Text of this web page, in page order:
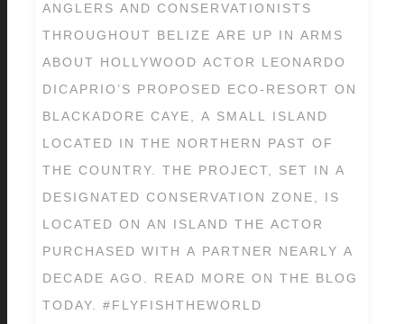
ANGLERS AND CONSERVATIONISTS
THROUGHOUT BELIZE ARE UP IN ARMS
ABOUT HOLLYWOOD ACTOR LEONARDO
DICAPRIO’S PROPOSED ECO-RESORT ON
BLACKADORE CAYE, A SMALL ISLAND
LOCATED IN THE NORTHERN PAST OF
THE COUNTRY. THE PROJECT, SET IN A
DESIGNATED CONSERVATION ZONE, IS
LOCATED ON AN ISLAND THE ACTOR
PURCHASED WITH A PARTNER NEARLY A
DECADE AGO. READ MORE ON THE BLOG
TODAY. #FLYFISHTHEWORLD